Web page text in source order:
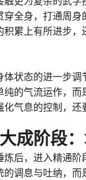
全身，打通周
累上有所进步
状态的进一步
的气流运作，
气息的控制，还
成阶段
后，进入精通
调息与吐纳，而